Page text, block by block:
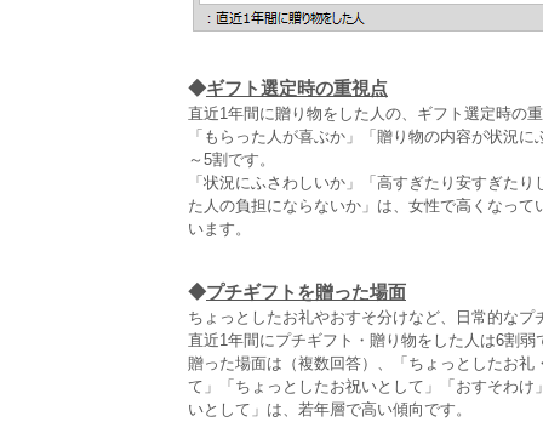
◆ギフト選定時の重視点
直近1年間に贈り物をした人の、ギフト選定時の
「もらった人が喜ぶか」「贈り物の内容が状況
～5割です。
「状況にふさわしいか」「高すぎたり安すぎた
た人の負担にならないか」は、女性で高くなっ
います。
◆プチギフトを贈った場面
ちょっとしたお礼やおすそ分けなど、日常的な
直近1年間にプチギフト・贈り物をした人は6割弱
贈った場面は（複数回答）、「ちょっとしたお
て」「ちょっとしたお祝いとして」「おすそわ
いとして」は、若年層で高い傾向です。